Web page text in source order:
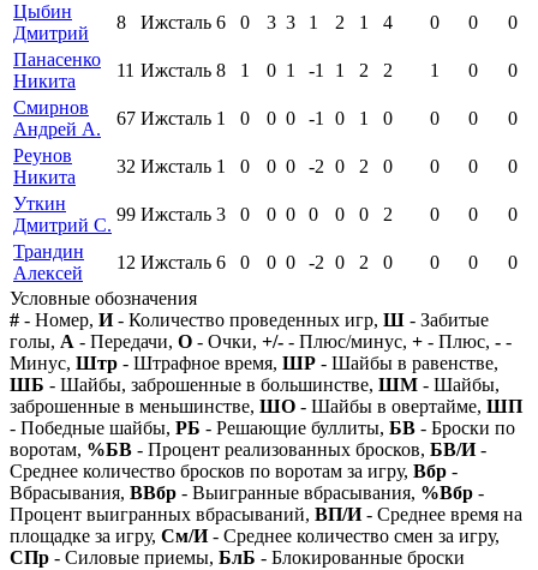
Цыбин
Дмитрий
8 Ижсталь 6 0 3 3 1 2 1 4 0 0
0
Панасенко
Никита
11 Ижсталь 8 1 0 1 -1 1 2 2 1 0
0
Смирнов
Андрей А.
67 Ижсталь 1 0 0 0 -1 0 1 0 0 0
0
Реунов
Никита
32 Ижсталь 1 0 0 0 -2 0 2 0 0 0
0
Уткин
Дмитрий С.
99 Ижсталь 3 0 0 0 0 0 0 2 0 0
0
Трандин
Алексей
12 Ижсталь 6 0 0 0 -2 0 2 0 0 0
0
Условные обозначения
# - Номер, И- Количество проведенных игр, Ш - Забитые
голы, А - Передачи, О - Очки, +/- - Плюс/минус, + - Плюс, - -
Минус, Штр - Штрафное время, ШР - Шайбы в равенстве,
ШБ - Шайбы, заброшенные в большинстве, ШМ - Шайбы,
заброшенные в меньшинстве, ШО - Шайбы в овертайме, ШП
- Победные шайбы, РБ - Решающие буллиты, БВ - Броски по
воротам, %БВ - Процент реализованных бросков, БВ/И-
Среднее количество бросков по воротам за игру, Вбр -
Вбрасывания, ВВбр - Выигранные вбрасывания, %Вбр -
Процент выигранных вбрасываний, ВП/И- Среднее время на
площадке за игру, См/И- Среднее количество смен за игру,
СПр - Силовые приемы, БлБ - Блокированные броски